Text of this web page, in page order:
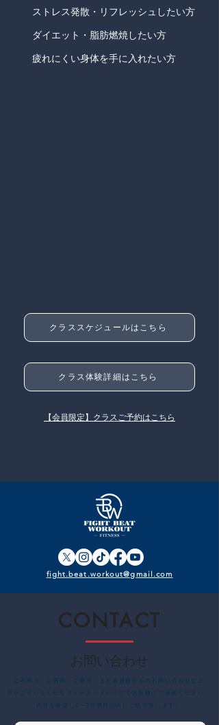
ストレス発散・リフレッシュしたい方
ダイエット・脂肪燃焼したい方
疲れにくい身体を手に入れたい方
クラススケジュールはこちら
クラス体験詳細はこちら
【会員限定】​クラスご予約はこちら
fight.beat.workout@gmail.com
CONTACT
お問い合わせ
​ご不明点、ご質問、ご要望、また会員様からのお問い合わせなど
何かございましたらフォーム／メールにてお気軽にご連絡ください。
内容を確認し2〜3営業日以内にご返信致します。